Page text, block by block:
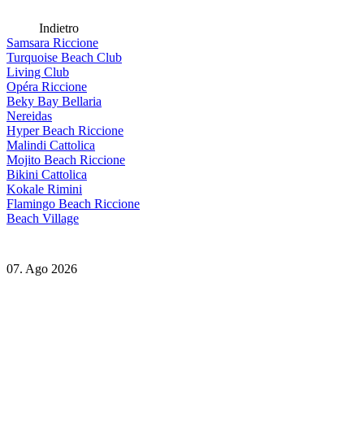
Indietro
Samsara Riccione
Turquoise Beach Club
Living Club
Opéra Riccione
Beky Bay Bellaria
Nereidas
Hyper Beach Riccione
Malindi Cattolica
Mojito Beach Riccione
Bikini Cattolica
Kokale Rimini
Flamingo Beach Riccione
Beach Village
07. Ago 2026